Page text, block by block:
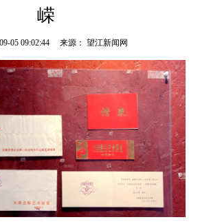
嵘
09-05 09:02:44 来源： 望江新闻网